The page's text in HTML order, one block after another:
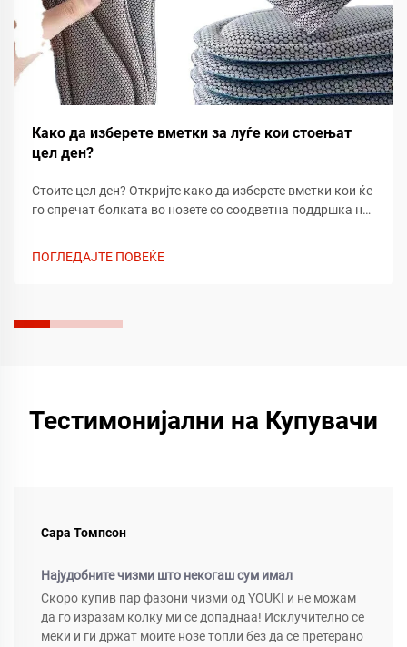
Како да изберете вметки за луѓе кои стоењат
цел ден?
Стоите цел ден? Откријте како да изберете вметки кои ќе
го спречат болката во нозете со соодветна поддршка на
барате според типот на стапало и обувка. Добијте
релаксација веднаш.
ПОГЛЕДАЈТЕ ПОВЕЌЕ
Тестимонијални на Купувачи
Сара Томпсон
Најудобните чизми што некогаш сум имал
Скоро купив пар фазони чизми од YOUKI и не можам
да го изразам колку ми се допаднаа! Исклучително се
меки и ги држат моите нозе топли без да се претерано